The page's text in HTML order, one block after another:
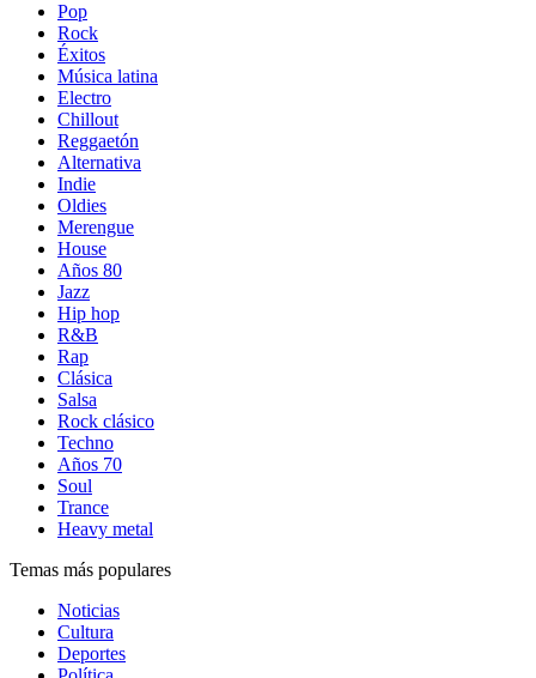
Pop
Rock
Éxitos
Música latina
Electro
Chillout
Reggaetón
Alternativa
Indie
Oldies
Merengue
House
Años 80
Jazz
Hip hop
R&B
Rap
Clásica
Salsa
Rock clásico
Techno
Años 70
Soul
Trance
Heavy metal
Temas más populares
Noticias
Cultura
Deportes